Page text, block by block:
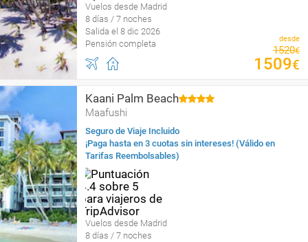
Vuelos desde Madrid
8 días / 7 noches
Salida el 8 dic 2026
Pensión completa
desde
1520€
1509€
Kaani Palm Beach
Maafushi
Seguro de Viaje Incluido
¡Paga hasta en 3 cuotas sin intereses! (Válido en
Tarifas Reembolsables)
Vuelos desde Madrid
8 días / 7 noches